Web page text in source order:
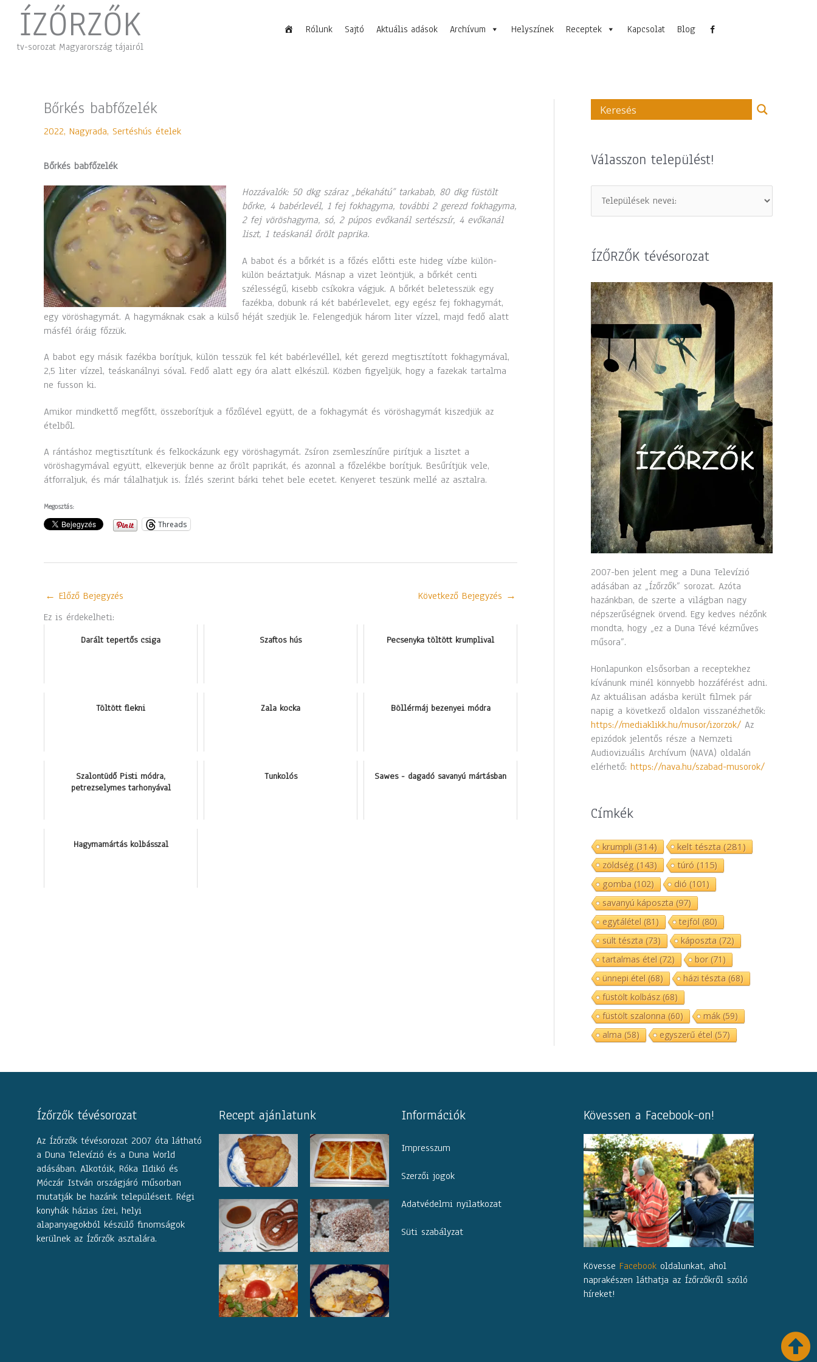
contentÍZŐRZŐK
tv-sorozat Magyarország tájairól
Rólunk Sajtó Aktuális adások Archívum Helyszínek Receptek Kapcsolat Blog
Bőrkés babfőzelék
2022, Nagyrada, Sertéshús ételek
Bőrkés babfőzelék
Hozzávalók: 50 dkg száraz „békahátú” tarkabab, 80 dkg füstölt
bőrke, 4 babérlevél, 1 fej fokhagyma, további 2 gerezd fokhagyma,
2 fej vöröshagyma, só, 2 púpos evőkanál sertészsír, 4 evőkanál
liszt, 1 teáskanál őrölt paprika.
A babot és a bőrkét is a főzés előtti este hideg vízbe külön-
külön beáztatjuk. Másnap a vizet leöntjük, a bőrkét centi
szélességű, kisebb csíkokra vágjuk. A bőrkét beletesszük egy
fazékba, dobunk rá két babérlevelet, egy egész fej fokhagymát,
egy vöröshagymát. A hagymáknak csak a külső héját szedjük le. Felengedjük három liter vízzel, majd fedő alatt
másfél óráig főzzük.
A babot egy másik fazékba borítjuk, külön tesszük fel két babérlevéllel, két gerezd megtisztított fokhagymával,
2,5 liter vízzel, teáskanálnyi sóval. Fedő alatt egy óra alatt elkészül. Közben figyeljük, hogy a fazekak tartalma
ne fusson ki.
Amikor mindkettő megfőtt, összeborítjuk a főzőlével együtt, de a fokhagymát és vöröshagymát kiszedjük az
ételből.
A rántáshoz megtisztítunk és felkockázunk egy vöröshagymát. Zsíron zsemleszínűre pirítjuk a lisztet a
vöröshagymával együtt, elkeverjük benne az őrölt paprikát, és azonnal a főzelékbe borítjuk. Besűrítjük vele,
átforraljuk, és már tálalhatjuk is. Ízlés szerint bárki tehet bele ecetet. Kenyeret teszünk mellé az asztalra.
Megosztás:
Threads
← Előző Bejegyzés Következő Bejegyzés →
Ez is érdekelheti:
Darált tepertős csiga Szaftos hús Pecsenyka töltött krumplival
Töltött flekni Zala kocka Böllérmáj bezenyei módra
Szalontüdő Pisti módra,
petrezselymes tarhonyával
Tunkolós Sawes - dagadó savanyú mártásban
Hagymamártás kolbásszal
Válasszon települést!
ÍZŐRZŐK tévésorozat
2007-ben jelent meg a Duna Televízió
adásában az „Ízőrzők” sorozat. Azóta
hazánkban, de szerte a világban nagy
népszerűségnek örvend. Egy kedves nézőnk
mondta, hogy „ez a Duna Tévé kézműves
műsora”.
Honlapunkon elsősorban a receptekhez
kívánunk minél könnyebb hozzáférést adni.
Az aktuálisan adásba került filmek pár
napig a következő oldalon visszanézhetők:
https://mediaklikk.hu/musor/izorzok/ Az
epizódok jelentős része a Nemzeti
Audiovizuális Archívum (NAVA) oldalán
elérhető: https://nava.hu/szabad-musorok/
Címkék
krumpli(314) kelt tészta(281)
zöldség(143) túró (115)
gomba (102) dió (101)
savanyú káposzta (97)
egytálétel (81) tejföl (80)
sült tészta (73) káposzta (72)
tartalmas étel (72) bor(71)
ünnepi étel (68) házi tészta (68)
füstölt kolbász(68)
füstölt szalonna (60) mák(59)
alma (58) egyszerű étel (57)
Ízőrzők tévésorozat
Az Ízőrzők tévésorozat 2007 óta látható
a Duna Televízió és a Duna World
adásában. Alkotóik, Róka Ildikó és
Móczár István országjáró műsorban
mutatják be hazánk településeit. Régi
konyhák házias ízei, helyi
alapanyagokból készülő finomságok
kerülnek az Ízőrzők asztalára.
Recept ajánlatunk Információk
Impresszum
Szerzői jogok
Adatvédelmi nyilatkozat
Süti szabályzat
Kövessen a Facebook-on!
Kövesse Facebook oldalunkat, ahol
naprakészen láthatja az Ízőrzőkről szóló
híreket!